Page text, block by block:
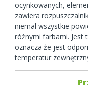
ocynkowanych,
zawiera
niemal wszystkie
różnymi farbami. Jest
oznacza że jest
temperatur